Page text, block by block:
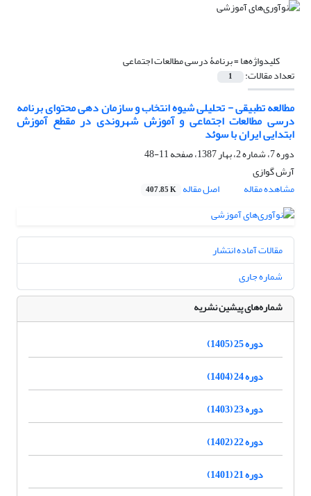
کلیدواژه‌ها =برنامۀ درسی مطالعات اجتماعی
تعداد مقالات: 1
مطالعه تطبیقی - تحلیلی شیوه انتخاب و سازمان دهی محتوای برنامه
درسی مطالعات اجتماعی و آموزش شهروندی در مقطع آموزش
ابتدایی ایران با سوئد
دوره 7، شماره 2، بهار 1387، صفحه
11-48
آرش گوازی
مشاهده مقاله
اصل مقاله 407.85 K
مقالات آماده انتشار
شماره جاری
شماره‌های پیشین نشریه
دوره 25 (1405)
دوره 24 (1404)
دوره 23 (1403)
دوره 22 (1402)
دوره 21 (1401)